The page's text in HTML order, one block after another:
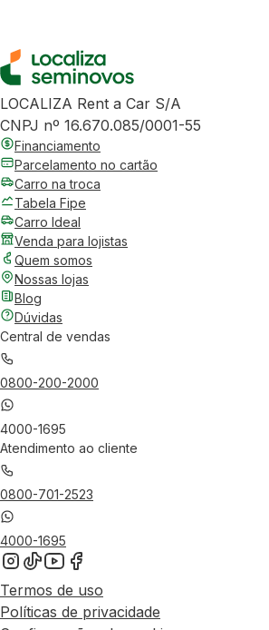
LOCALIZA Rent a Car S/A
CNPJ nº 16.670.085/0001-55
Financiamento
Parcelamento no cartão
Carro na troca
Tabela Fipe
Carro Ideal
Venda para lojistas
Quem somos
Nossas lojas
Blog
Dúvidas
Central de vendas
0800-200-2000
4000-1695
Atendimento ao cliente
0800-701-2523
4000-1695
Termos de uso
Políticas de privacidade